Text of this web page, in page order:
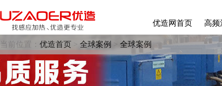
优造网首页 高频
当前位置： 优造首页 > 全球案例 > 全球案例